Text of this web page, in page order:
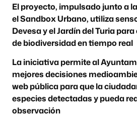
El proyecto, impulsado junto a
el Sandbox Urbano, utiliza
Devesa y el Jardín del Turia
de biodiversidad en tiempo real
La iniciativa permite al
mejores decisiones
web pública para que la
especies detectadas y pueda
observación